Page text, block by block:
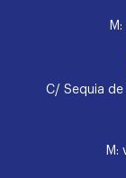
C/ Sequia de
M: